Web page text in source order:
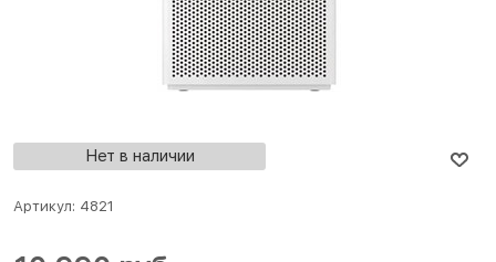
Нет в наличии
Артикул: 4821